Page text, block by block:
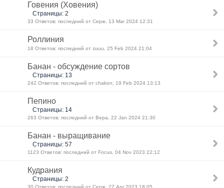
Говения (Ховения)
Страницы: 2
33 Ответов: последний от Серж, 13 Mar 2024 12:31
Роллиния
18 Ответов: последний от zuuu, 25 Feb 2024 21:04
Банан - обсуждение сортов
Страницы: 13
242 Ответов: последний от chakon, 19 Feb 2024 13:13
Пепино
Страницы: 14
263 Ответов: последний от Вера, 22 Jan 2024 21:30
Банан - выращивание
Страницы: 57
1123 Ответов: последний от Focus, 04 Nov 2023 22:12
Кудрания
Страницы: 2
30 Ответов: последний от Серж, 27 Apr 2023 18:05